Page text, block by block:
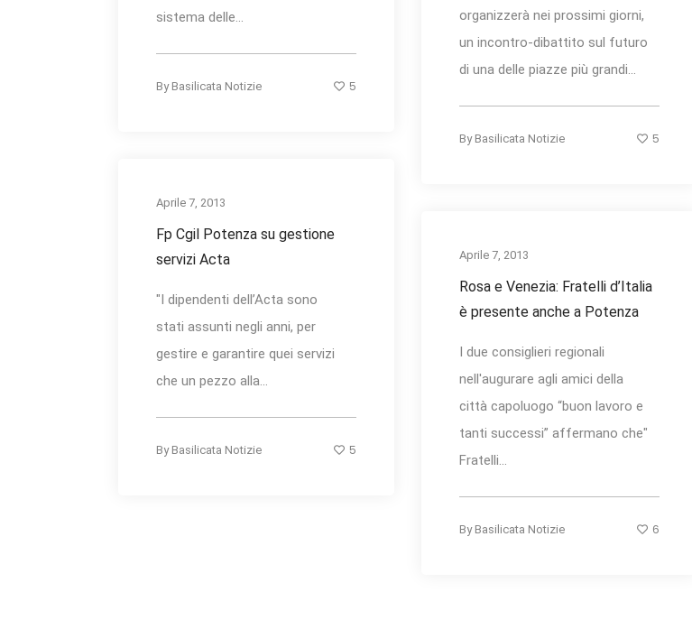
sistema delle...
By Basilicata Notizie 5
organizzerà nei prossimi giorni,
un incontro-dibattito sul futuro
di una delle piazze più grandi...
By Basilicata Notizie 5
Aprile 7, 2013
Fp Cgil Potenza su gestione
servizi Acta
"I dipendenti dell’Acta sono
stati assunti negli anni, per
gestire e garantire quei servizi
che un pezzo alla...
By Basilicata Notizie 5
Aprile 7, 2013
Rosa e Venezia: Fratelli d’Italia
è presente anche a Potenza
I due consiglieri regionali
nell'augurare agli amici della
città capoluogo “buon lavoro e
tanti successi” affermano che"
Fratelli...
By Basilicata Notizie 6